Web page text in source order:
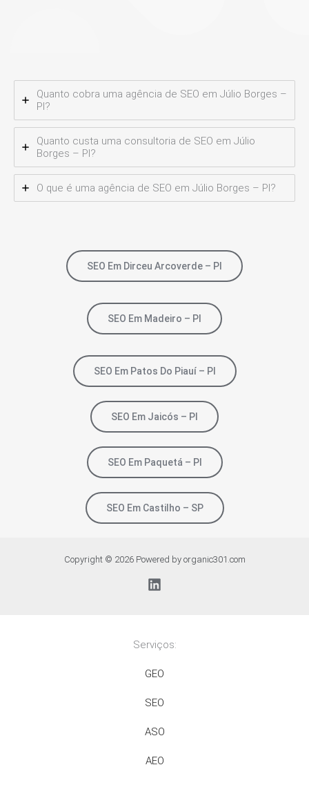
Quanto cobra uma agência de SEO em Júlio Borges –
PI?
Quanto custa uma consultoria de SEO em Júlio
Borges – PI?
O que é uma agência de SEO em Júlio Borges – PI?
SEO Em Dirceu Arcoverde – PI
SEO Em Madeiro – PI
SEO Em Patos Do Piauí – PI
SEO Em Jaicós – PI
SEO Em Paquetá – PI
SEO Em Castilho – SP
Copyright © 2026 Powered by organic301.com
Serviços:
GEO
SEO
ASO
AEO